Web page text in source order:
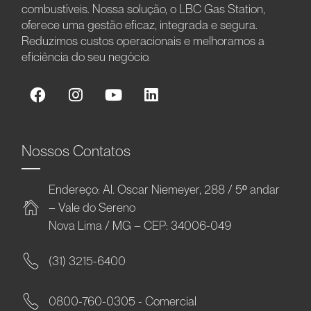
combustíveis. Nossa solução, o LBC Gas Station,
oferece uma gestão eficaz, integrada e segura.
Reduzimos custos operacionais e melhoramos a
eficiência do seu negócio.
Nossos Contatos
Endereço: Al. Oscar Niemeyer, 288 / 5º andar
– Vale do Sereno
Nova Lima / MG – CEP: 34006-049
(31) 3215-6400
0800-760-0305 - Comercial